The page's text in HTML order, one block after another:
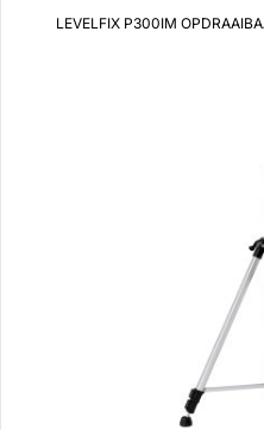
LEVELFIX P300IM